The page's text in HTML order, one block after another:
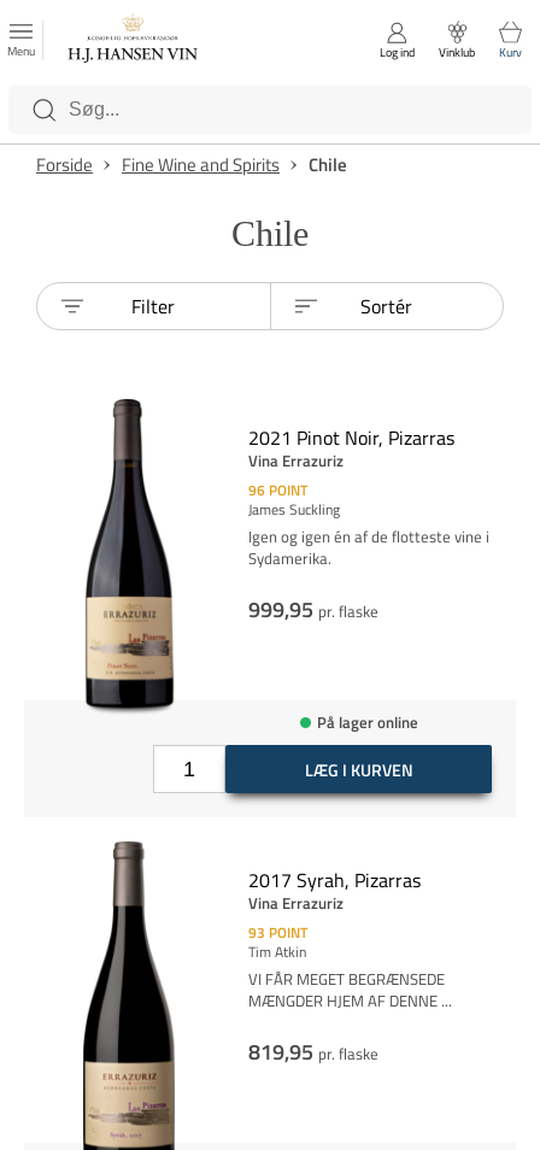
Luk
Kategorier
Menu Log ind Vinklub Kurv
Forside Fine Wine and Spirits Chile
Chile
Filter Sortér
2021 Pinot Noir, Pizarras
Vina Errazuriz
96 POINT
James Suckling
Igen og igen én af de flotteste vine i
Sydamerika.
999,95 pr. flaske
På lager online
LÆG I KURVEN
2017 Syrah, Pizarras
Vina Errazuriz
93 POINT
Tim Atkin
VI FÅR MEGET BEGRÆNSEDE
MÆNGDER HJEM AF DENNE ...
819,95 pr. flaske